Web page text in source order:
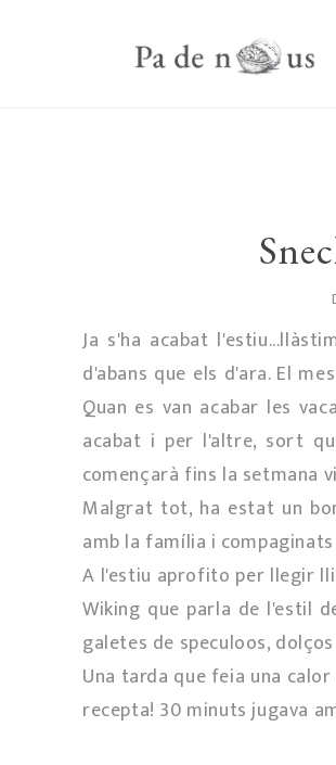
Ja s'ha acabat
d'abans que els d'ara. El
Quan es van acabar les
acabat i per l'altre, sort
començarà fins la setmana
Malgrat tot, ha estat un
amb la família i
A l'estiu aprofito per llegir
Wiking que parla de l'estil
galetes de speculoos,
Una tarda que feia una
recepta! 30 minuts jugava